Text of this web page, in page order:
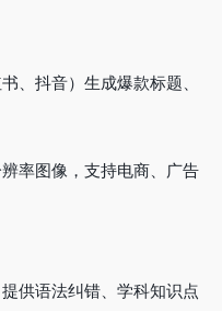
、抖音）生成爆款标题、
率图像，支持电商、广告
供语法纠错、学科知识点